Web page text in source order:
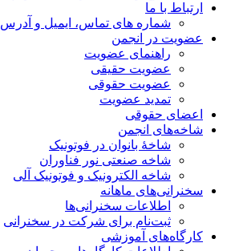
ارتباط با ما
شماره های تماس، ایمیل و آدرس
عضویت در انجمن
راهنمای عضویت
عضویت حقیقی
عضویت حقوقی
تمدید عضویت
اعضای حقوقی
شاخه‌های انجمن
شاخۀ بانوان در فوتونیک
شاخه صنعتی نور فناوران
شاخه‌ الکترونیک و فوتونیک آلی
سخنرانی‌های ماهانه
اطلاعات سخنرانی‌‌ها
ثبت‌نام برای شرکت در سخنرانی
کارگاه‌های آموزشی